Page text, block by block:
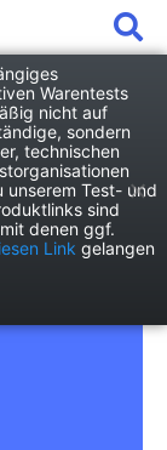
Maraschino
•
Warentests
nicht auf
sondern
technischen
unserem Test- und
sind
denen ggf.
Link gelangen